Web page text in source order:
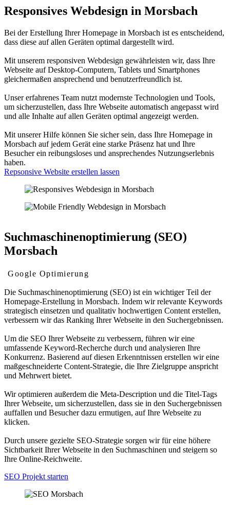
Responsives Webdesign in Morsbach
Bei der Erstellung Ihrer Homepage in Morsbach ist es entscheidend,
dass diese auf allen Geräten optimal dargestellt wird.
Mit unserem responsiven Webdesign gewährleisten wir, dass Ihre
Webseite auf Desktop-Computern, Tablets und Smartphones
gleichermaßen ansprechend und benutzerfreundlich ist.
Unser erfahrenes Team nutzt modernste Technologien und Tools,
um sicherzustellen, dass Ihre Webseite automatisch angepasst wird
und alle Inhalte auf allen Geräten optimal angezeigt werden.
Mit unserer Hilfe können Sie sicher sein, dass Ihre Homepage in
Morsbach auf jedem Gerät eine starke Präsenz hat und Ihre
Besucher ein reibungsloses und ansprechendes Nutzungserlebnis
haben.
Repsonsive Website erstellen lassen
Suchmaschinenoptimierung (SEO)
Morsbach
Google Optimierung
Die Suchmaschinenoptimierung (SEO) ist ein wichtiger Teil der
Homepage-Erstellung in Morsbach. Indem wir relevante Keywords
strategisch einsetzen und qualitativ hochwertigen Content erstellen,
verbessern wir das Ranking Ihrer Webseite in den Suchergebnissen.
Um die SEO Ihrer Webseite zu verbessern, führen wir eine
umfassende Keyword-Recherche durch und analysieren Ihre
Konkurrenz. Basierend auf diesen Erkenntnissen erstellen wir eine
maßgeschneiderte Content-Strategie, die Ihre Zielgruppe anspricht
und Mehrwert bietet.
Wir optimieren außerdem die Meta-Description und die Titel-Tags
Ihrer Webseite, um sicherzustellen, dass sie in den Suchergebnissen
auffallen und Besucher dazu ermutigen, auf Ihre Webseite zu
klicken.
Durch unsere gezielte SEO-Strategie sorgen wir für eine höhere
Sichtbarkeit Ihrer Webseite in den Suchmaschinen und steigern so
Ihre Online-Reichweite.
SEO Projekt starten